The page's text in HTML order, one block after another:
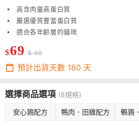
高含肉量高蛋白質
嚴選優質豐富蛋白質
適合各年齡層的貓咪
$69 $ 88
預計出貨天數 180 天
選擇商品選項 (8規格)
安心鶉配方 鴨肉．田雞配方 鵪鶉